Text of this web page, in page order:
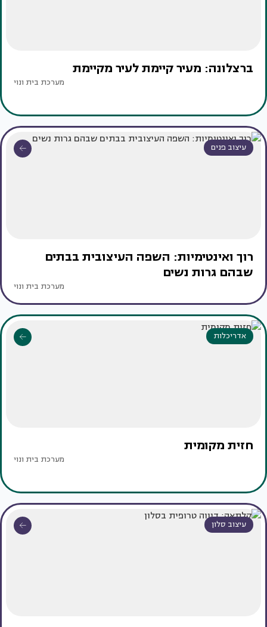
ברצלונה: מעיר קיימת לעיר מקיימת
מערכת בית ונוי
עיצוב פנים
רוך ואינטימיות: השפה העיצובית בבתים
שבהם גרות נשים
מערכת בית ונוי
אדריכלות
חזית מקומית
מערכת בית ונוי
עיצוב סלון